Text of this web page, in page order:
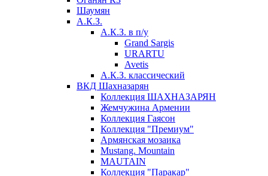
Шаумян
А.К.З.
А.К.З. в п/у
Grand Sargis
URARTU
Avetis
А.К.З. классический
ВКД Шахназарян
Коллекция ШАХНАЗАРЯН
Жемчужина Армении
Коллекция Гаясон
Коллекция "Премиум"
Армянская мозаика
Mustang. Mountain
MAUTAIN
Коллекция "Паракар"